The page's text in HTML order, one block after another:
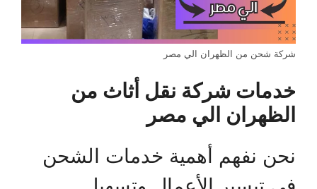
شركة شحن من الظهران الي مصر
خدمات شركة نقل أثاث من
الظهران الي مصر
نحن نفهم أهمية خدمات الشحن